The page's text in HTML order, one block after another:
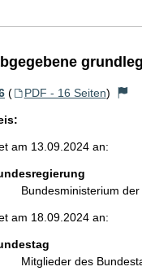
( PDF - 16 Seiten)
am 13.09.2024 an:
Bundesministerium
am 18.09.2024 an:
Mitglieder des